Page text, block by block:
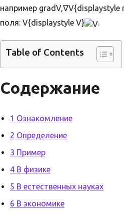
например gradV,∇V{displaystyle
поля: V{displaystyle V}
.
Table of Contents
Содержание
1 Ознакомление
2 Определение
3 Пример
4 В физике
5 В естественных науках
6 В экономике